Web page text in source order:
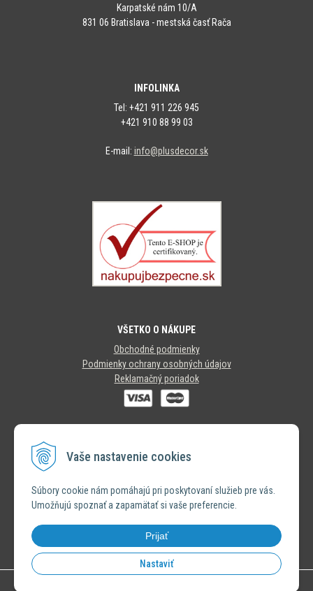
Vaše nastavenie cookies
Súbory cookie nám pomáhajú pri poskytovaní služieb pre vás.
Umožňujú spoznať a zapamätať si vaše preferencie.
Prijať
Nastaviť
Karpatské nám 10/A
831 06 Bratislava - mestská časť Rača
INFOLINKA
Tel: +421 911 226 945
+421 910 88 99 03
E-mail: info@plusdecor.sk
VŠETKO O NÁKUPE
Obchodné podmienky
Podmienky ochrany osobných údajov
Reklamačný poriadok
SLEDUJTE NÁS